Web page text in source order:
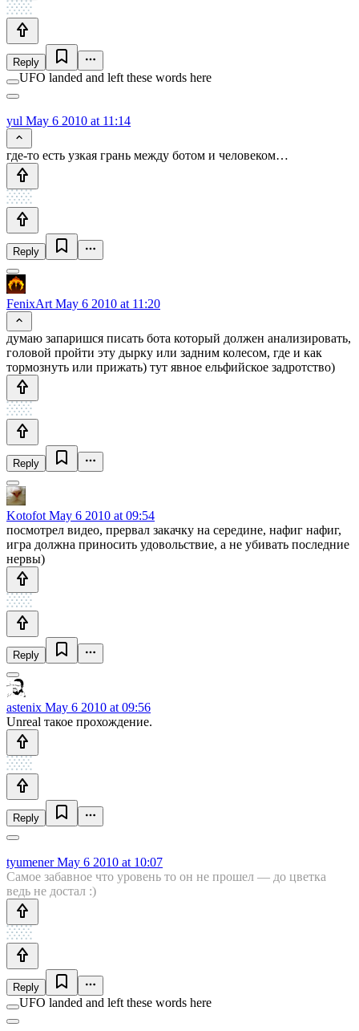
Reply
UFO landed and left these words here
yul May 6 2010 at 11:14
где-то есть узкая грань между ботом и человеком…
Reply
FenixArt May 6 2010 at 11:20
думаю запаришся писать бота который должен анализировать,
головой пройти эту дырку или задним колесом, где и как
тормознуть или прижать) тут явное ельфийское задротство)
Reply
Kotofot May 6 2010 at 09:54
посмотрел видео, прервал закачку на середине, нафиг нафиг,
игра должна приносить удовольствие, а не убивать последние
нервы)
Reply
astenix May 6 2010 at 09:56
Unreal такое прохождение.
Reply
tyumenerMay 6 2010 at 10:07
Самое забавное что уровень то он не прошел — до цветка
ведь не достал :)
Reply
UFO landed and left these words here